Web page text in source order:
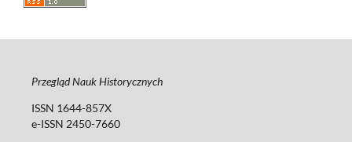
Przegląd Nauk Historycznych
ISSN 1644-857X
e-ISSN 2450-7660